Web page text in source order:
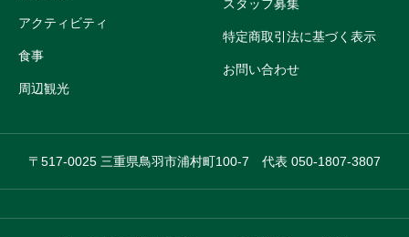
アクティビティ
食事
周辺観光
スタッフ募集
特定商取引法に基づく表示
お問い合わせ
〒517-0025 三重県鳥羽市浦村町100-7 代表 050-1807-3807